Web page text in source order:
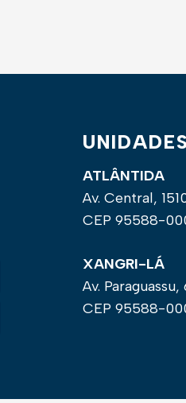
UNIDADES
ATLÂNTIDA
Av. Central,
CEP 95588-
XANGRI-LÁ
Av.
CEP 95588-